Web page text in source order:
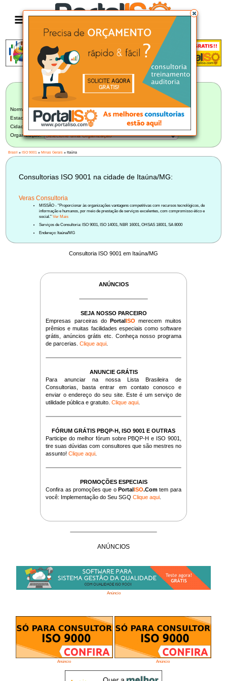
LISTA BRASILEIRA DE CONSULTORIAS
Norma:
ISO 9001
Estado:
Minas Gerais (59)
Cidade:
Itaúna/MG (1)
Organização:
Selecione uma Organização
Brasil »ISO 9001 »Minas Gerais » Itaúna
Consultorias ISO 9001 na cidade de Itaúna/MG:
Veras Consultoria
MISSÃO - "Proporcionar às organizações vantagens competitivas com recursos tecnológicos, de
informação e humanos, por meio de prestação de serviços excelentes, com compromisso ético e
social."Ver Mais
Serviços de Consultoria: ISO 9001, ISO 14001, NBR 16001, OHSAS 18001, SA 8000
Endereço: Itaúna/MG
Consultoria ISO 9001 em Itaúna/MG
ANÚNCIOS
SEJA NOSSO PARCEIRO
Empresas parceiras doPortalISO merecem muitos
prêmios e muitas facilidades especiais como software
grátis, anúncios grátis etc. Conheça nosso programa
de parcerias.Clique aqui
ANUNCIE GRÁTIS
Para anunciar na nossa Lista Brasileira de
Consultorias, basta entrar em contato conosco e
enviar o endereço do seu site. Este é um serviço de
utilidade pública e gratuito.Clique aqui
FÓRUM GRÁTIS PBQP-H, ISO 9001 E OUTRAS
Participe do melhor fórum sobre PBQP-H e ISO 9001,
tire suas dúvidas com consultores que são mestres no
assunto!Clique aqui
PROMOÇÕES ESPECIAIS
Confira as promoções que oPortalISO.Com tem para
você: Implementação do Seu SGQClique aqui
ANÚNCIOS
Anúncio
Anúncio Anúncio